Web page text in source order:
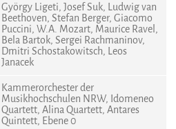
György Ligeti, Josef Suk, Ludwig van
Beethoven, Stefan Berger, Giacomo
Puccini, W.A. Mozart, Maurice Ravel,
Bela Bartok, Sergei Rachmaninov,
Dmitri Schostakowitsch, Leos
Janacek
Kammerorchester der
Musikhochschulen NRW, Idomeneo
Quartett, Alina Quartett, Antares
Quintett, Ebene 0